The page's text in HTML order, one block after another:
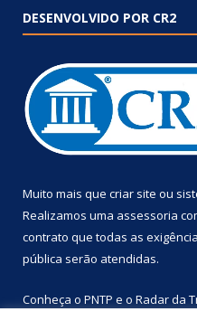
DESENVOLVIDO POR CR2
Muito mais que criar site ou
Realizamos uma assessoria
contrato que todas as
pública serão atendidas.
Conheça o PNTP e o Radar da